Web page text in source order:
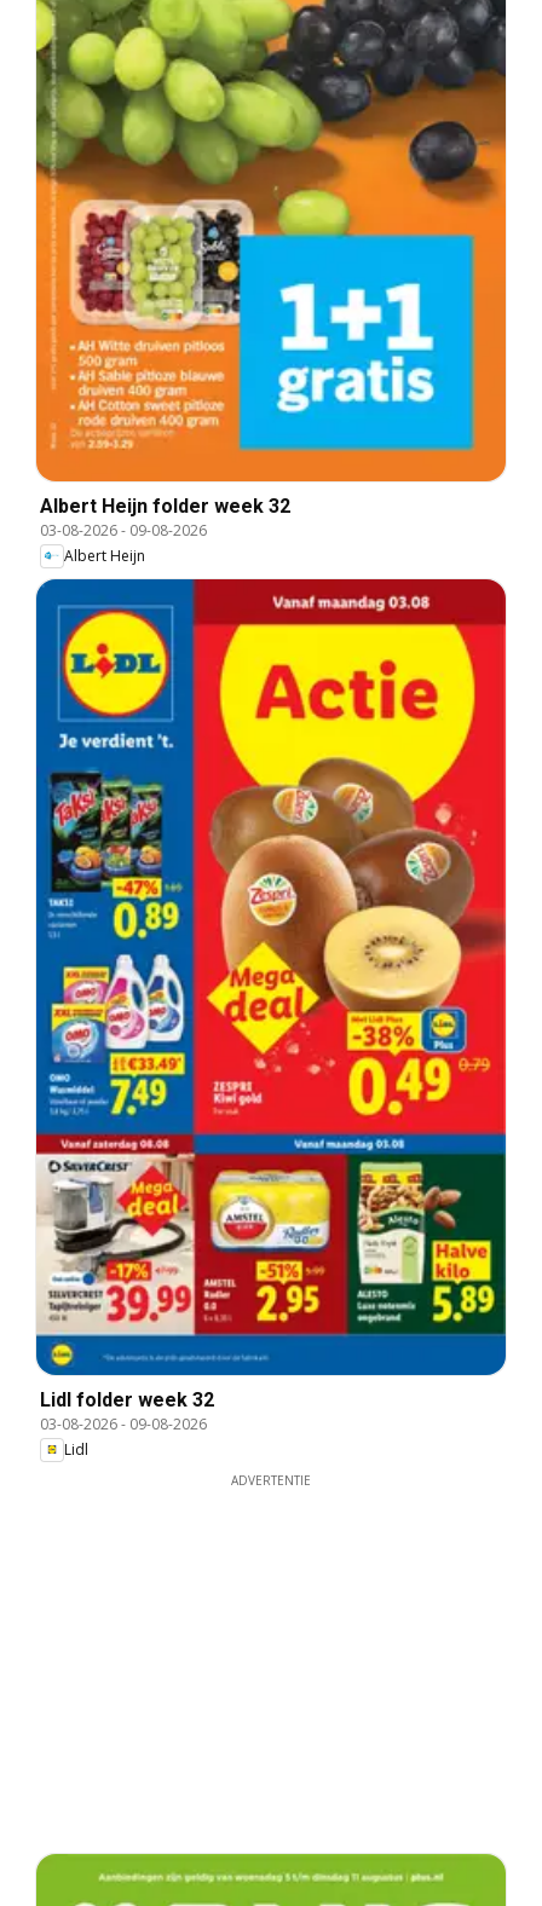
Albert Heijn folder week 32
03-08-2026- 09-08-2026
Albert Heijn
Lidl folder week 32
03-08-2026- 09-08-2026
Lidl
ADVERTENTIE